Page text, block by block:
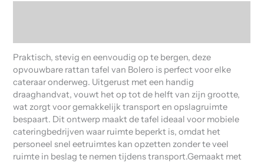
Praktisch, stevig en eenvoudig op te bergen, deze
opvouwbare rattan tafel van Bolero is perfect voor elke
cateraar onderweg. Uitgerust met een handig
draaghandvat, vouwt het op tot de helft van zijn grootte,
wat zorgt voor gemakkelijk transport en opslagruimte
bespaart. Dit ontwerp maakt de tafel ideaal voor mobiele
cateringbedrijven waar ruimte beperkt is, omdat het
personeel snel eetruimtes kan opzetten zonder te veel
ruimte in beslag te nemen tijdens transport.Gemaakt met